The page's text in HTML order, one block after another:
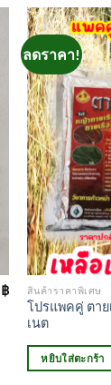
฿
ลดราคา!
สินค้าราคาพิเศษ
โปรแพคคู่ ตาย
เนต
หยิบใส่ตะกร้า